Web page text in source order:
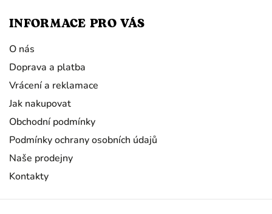
INFORMACE PRO VÁS
O nás
Doprava a platba
Vrácení a reklamace
Jak nakupovat
Obchodní podmínky
Podmínky ochrany osobních údajů
Naše prodejny
Kontakty